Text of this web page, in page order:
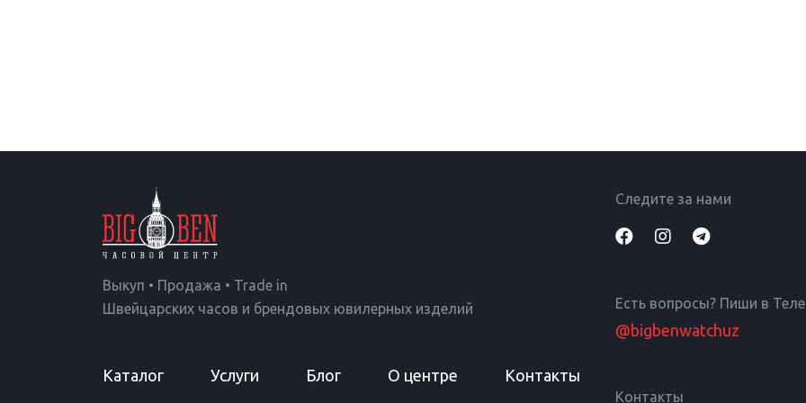
Выкуп • Продажа • Trade in
Швейцарских часов и брендовых ювилерных изделий
Каталог Услуги Блог О центре Контакты
Следите за нами
Есть вопросы? Пиши в
@bigbenwatchuz
Контакты